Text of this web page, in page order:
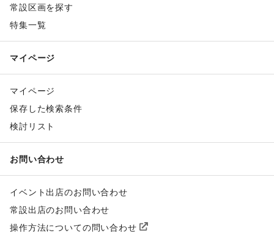
常設区画を探す
特集一覧
マイページ
マイページ
保存した検索条件
検討リスト
お問い合わせ
イベント出店のお問い合わせ
常設出店のお問い合わせ
操作方法についての問い合わせ